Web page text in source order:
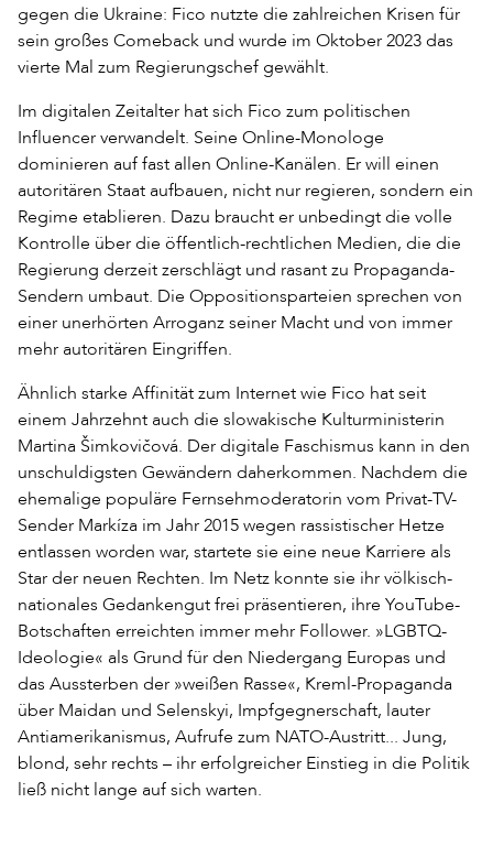
gegen die Ukraine: Fico nutzte die zahlreichen Krisen für
sein großes Comeback und wurde im Oktober 2023 das
vierte Mal zum Regierungschef gewählt.
Im digitalen Zeitalter hat sich Fico zum politischen
Influencer verwandelt. Seine Online-Monologe
dominieren auf fast allen Online-Kanälen. Er will einen
autoritären Staat aufbauen, nicht nur regieren, sondern ein
Regime etablieren. Dazu braucht er unbedingt die volle
Kontrolle über die öffentlich-rechtlichen Medien, die die
Regierung derzeit zerschlägt und rasant zu Propaganda-
Sendern umbaut. Die Oppositionsparteien sprechen von
einer unerhörten Arroganz seiner Macht und von immer
mehr autoritären Eingriffen.
Ähnlich starke Affinität zum Internet wie Fico hat seit
einem Jahrzehnt auch die slowakische Kulturministerin
Martina Šimkovičová. Der digitale Faschismus kann in den
unschuldigsten Gewändern daherkommen. Nachdem die
ehemalige populäre Fernsehmoderatorin vom Privat-TV-
Sender Markíza im Jahr 2015 wegen rassistischer Hetze
entlassen worden war, startete sie eine neue Karriere als
Star der neuen Rechten. Im Netz konnte sie ihr völkisch-
nationales Gedankengut frei präsentieren, ihre YouTube-
Botschaften erreichten immer mehr Follower. »LGBTQ-
Ideologie« als Grund für den Niedergang Europas und
das Aussterben der »weißen Rasse«, Kreml-Propaganda
über Maidan und Selenskyi, Impfgegnerschaft, lauter
Antiamerikanismus, Aufrufe zum NATO-Austritt... Jung,
blond, sehr rechts – ihr erfolgreicher Einstieg in die Politik
ließ nicht lange auf sich warten.